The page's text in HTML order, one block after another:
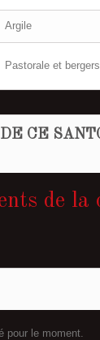
Argile
Pastorale et bergers
CE
de la
pour le moment.